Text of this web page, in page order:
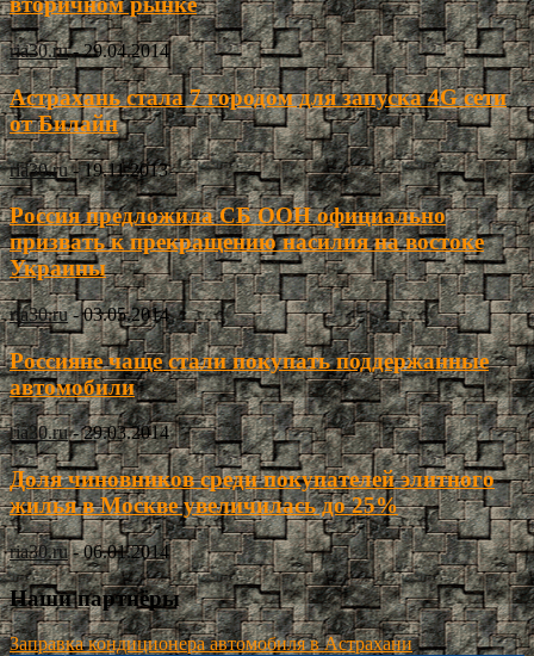
ria30.ru - 29.04.2014
Астрахань стала 7 городом для запуска 4G сети
от Билайн
ria30.ru - 19.11.2013
Россия предложила СБ ООН официально
призвать к прекращению насилия на востоке
Украины
ria30.ru - 03.05.2014
Россияне чаще стали покупать поддержанные
автомобили
ria30.ru - 29.03.2014
Доля чиновников среди покупателей элитного
жилья в Москве увеличилась до 25%
ria30.ru - 06.01.2014
Наши партнёры
Заправка кондиционера автомобиля в Астрахани